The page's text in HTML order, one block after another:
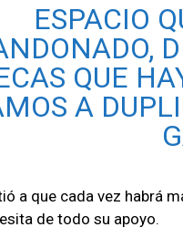
ESPACIO
QUE
A
a que cada vez habrá
de todo su apoyo.